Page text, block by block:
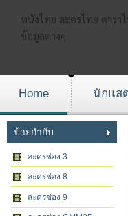
หนังไทย ละครไทย ดารา
ข้อมูลต่างๆ
Home นักแส
ป้ายกำกับ
ละครช่อง 3
ละครช่อง 8
ละครช่อง 9